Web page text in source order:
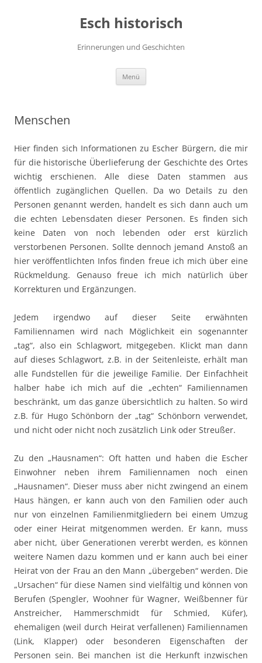
Esch historisch
Erinnerungen und Geschichten
Menü
Menschen
Hier finden sich Informationen zu Escher Bürgern, die mir
für die historische Überlieferung der Geschichte des Ortes
wichtig erschienen. Alle diese Daten stammen aus
öffentlich zugänglichen Quellen. Da wo Details zu den
Personen genannt werden, handelt es sich dann auch um
die echten Lebensdaten dieser Personen. Es finden sich
keine Daten von noch lebenden oder erst kürzlich
verstorbenen Personen. Sollte dennoch jemand Anstoß an
hier veröffentlichten Infos finden freue ich mich über eine
Rückmeldung. Genauso freue ich mich natürlich über
Korrekturen und Ergänzungen.
Jedem irgendwo auf dieser Seite erwähnten
Familiennamen wird nach Möglichkeit ein sogenannter
„tag“, also ein Schlagwort, mitgegeben. Klickt man dann
auf dieses Schlagwort, z.B. in der Seitenleiste, erhält man
alle Fundstellen für die jeweilige Familie. Der Einfachheit
halber habe ich mich auf die „echten“ Familiennamen
beschränkt, um das ganze übersichtlich zu halten. So wird
z.B. für Hugo Schönborn der „tag“ Schönborn verwendet,
und nicht oder nicht noch zusätzlich Link oder Streußer.
Zu den „Hausnamen“: Oft hatten und haben die Escher
Einwohner neben ihrem Familiennamen noch einen
„Hausnamen“. Dieser muss aber nicht zwingend an einem
Haus hängen, er kann auch von den Familien oder auch
nur von einzelnen Familienmitgliedern bei einem Umzug
oder einer Heirat mitgenommen werden. Er kann, muss
aber nicht, über Generationen vererbt werden, es können
weitere Namen dazu kommen und er kann auch bei einer
Heirat von der Frau an den Mann „übergeben“ werden. Die
„Ursachen“ für diese Namen sind vielfältig und können von
Berufen (Spengler, Woohner für Wagner, Weißbenner für
Anstreicher, Hammerschmidt für Schmied, Küfer),
ehemaligen (weil durch Heirat verfallenen) Familiennamen
(Link, Klapper) oder besonderen Eigenschaften der
Personen sein. Bei manchen ist die Herkunft inzwischen